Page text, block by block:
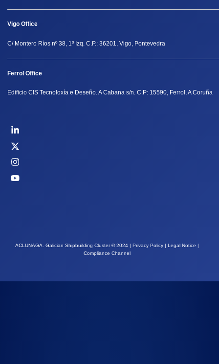
Vigo Office
C/ Montero Ríos nº 38, 1º Izq. C.P.: 36201, Vigo, Pontevedra
Ferrol Office
Edificio CIS Tecnoloxía e Deseño. A Cabana s/n. C.P: 15590, Ferrol, A Coruña
ACLUNAGA. Galician Shipbuilding Cluster©2024 | Privacy Policy Legal Notice
Compliance Channel